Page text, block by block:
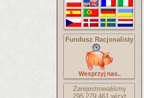
Fundusz Racjonalisty
Wesprzyj nas..
Zarejestrowaliśmy
295.279.461wizyt